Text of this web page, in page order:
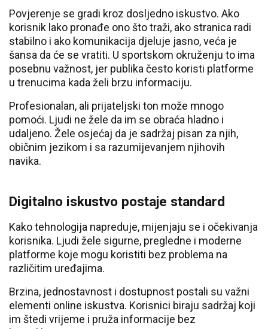
Povjerenje se gradi kroz dosljedno iskustvo. Ako
korisnik lako pronađe ono što traži, ako stranica radi
stabilno i ako komunikacija djeluje jasno, veća je
šansa da će se vratiti. U sportskom okruženju to ima
posebnu važnost, jer publika često koristi platforme
u trenucima kada želi brzu informaciju.
Profesionalan, ali prijateljski ton može mnogo
pomoći. Ljudi ne žele da im se obraća hladno i
udaljeno. Žele osjećaj da je sadržaj pisan za njih,
običnim jezikom i sa razumijevanjem njihovih
navika.
Digitalno iskustvo postaje standard
Kako tehnologija napreduje, mijenjaju se i očekivanja
korisnika. Ljudi žele sigurne, pregledne i moderne
platforme koje mogu koristiti bez problema na
različitim uređajima.
Brzina, jednostavnost i dostupnost postali su važni
elementi online iskustva. Korisnici biraju sadržaj koji
im štedi vrijeme i pruža informacije bez